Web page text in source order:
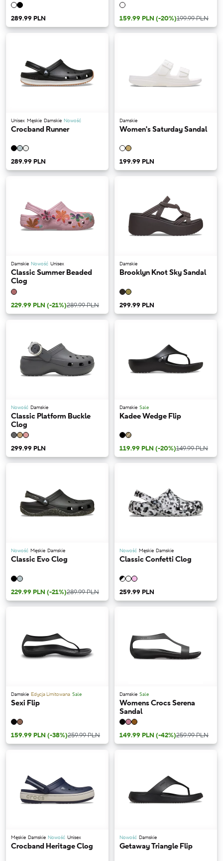
289.99 PLN 159.99 PLN (-20%)199.99 PLN
Unisex Męskie Damskie Nowość
Crocband Runner
289.99 PLN
Damskie
Women's Saturday Sandal
199.99 PLN
Damskie Nowość Unisex
Classic Summer Beaded
Clog
229.99 PLN (-21%)289.99 PLN
Damskie
Brooklyn Knot Sky Sandal
299.99 PLN
Nowość Damskie
Classic Platform Buckle
Clog
299.99 PLN
Damskie Sale
Kadee Wedge Flip
119.99 PLN (-20%)149.99 PLN
Nowość Męskie Damskie
Classic Evo Clog
229.99 PLN (-21%)289.99 PLN
Nowość Męskie Damskie
Classic Confetti Clog
259.99 PLN
Damskie Edycja Limitowana Sale
Sexi Flip
159.99 PLN (-38%)259.99 PLN
Damskie Sale
Womens Crocs Serena
Sandal
149.99 PLN (-42%)259.99 PLN
Męskie Damskie Nowość Unisex
Crocband Heritage Clog
Nowość Damskie
Getaway Triangle Flip